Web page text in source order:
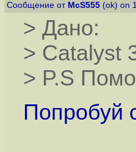
Сообщение от McS555 (ok) on
> Дано:
> Catalyst
> P.S
Попробуй